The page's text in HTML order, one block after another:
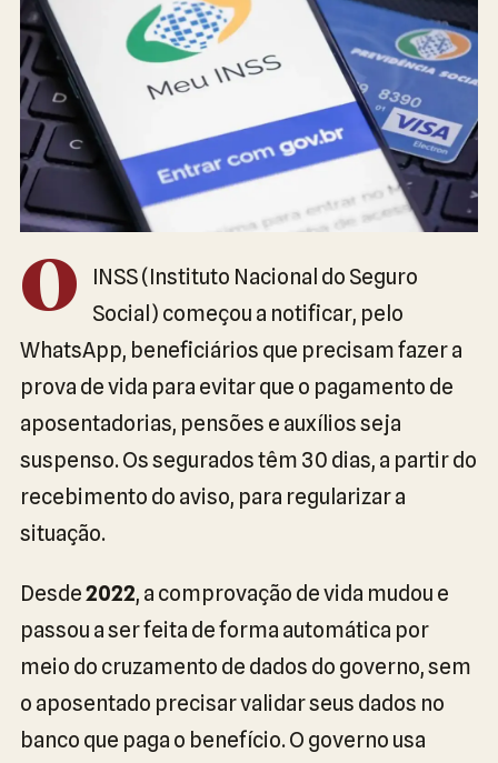
O
INSS (Instituto Nacional do Seguro
Social) começou a notificar, pelo
WhatsApp, beneficiários que precisam fazer a
prova de vida para evitar que o pagamento de
aposentadorias, pensões e auxílios seja
suspenso. Os segurados têm 30 dias, a partir do
recebimento do aviso, para regularizar a
situação.
Desde2022, a comprovação de vida mudou e
passou a ser feita de forma automática por
meio do cruzamento de dados do governo, sem
o aposentado precisar validar seus dados no
banco que paga o benefício. O governo usa